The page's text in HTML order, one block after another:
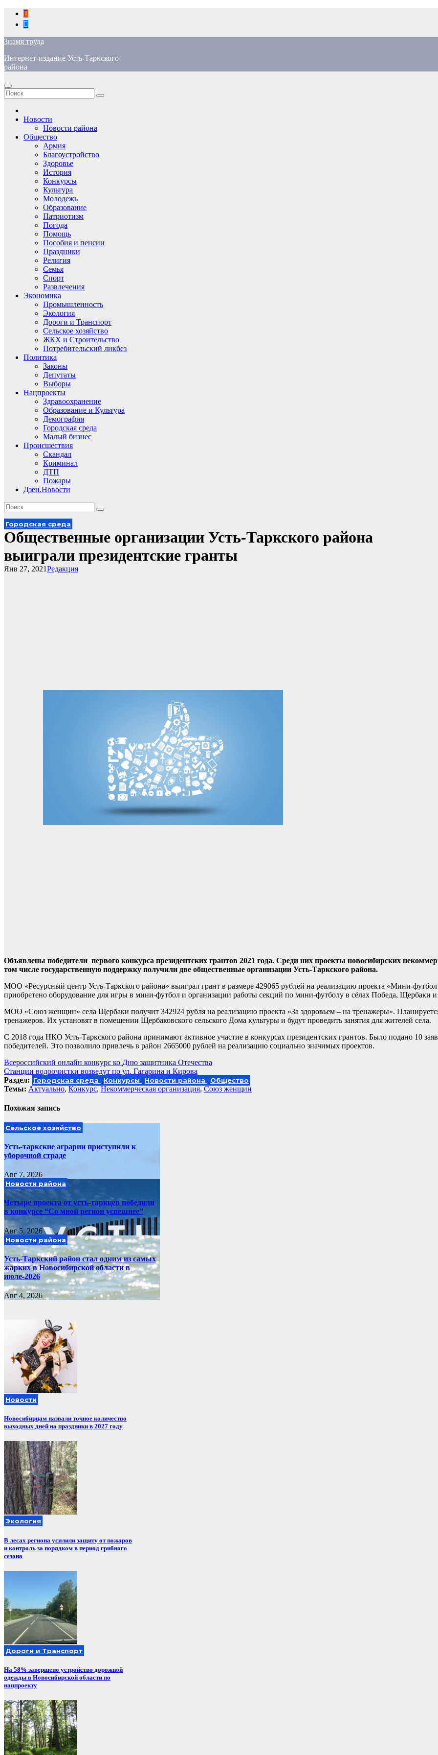
Перейти
содержимому
Знамя труда
Интернет-издание Усть-Таркского
района
Новости
Новости района
Общество
Армия
Благоустройство
Здоровье
История
Конкурсы
Культура
Молодежь
Образование
Патриотизм
Погода
Помощь
Пособия и пенсии
Праздники
Религия
Семья
Спорт
Развлечения
Экономика
Промышленность
Экология
Дороги и Транспорт
Сельское хозяйство
ЖКХ и Строительство
Потребительский ликбез
Политика
Законы
Депутаты
Выборы
Нацпроекты
Здравоохранение
Образование и Культура
Демография
Городская среда
Малый бизнес
Происшествия
Скандал
Криминал
ДТП
Пожары
Дзен.Новости
Городская среда
Общественные организации Усть-Таркского района
выиграли президентские гранты
Редакция
Янв 27, 2021
Объявлены победители первого конкурса президентских грантов 2021 года. Среди них проекты новосибирских
том числе государственную поддержку получили две общественные организации Усть-Таркского района.
МОО «Ресурсный центр Усть-Таркского района» выиграл грант в размере 429065 рублей на реализацию проекта «Мини-футбол
приобретено оборудование для игры в мини-футбол и организации работы секций по мини-футболу в сёлах Победа,
МОО «Союз женщин» села Щербаки получит 342924 рубля на реализацию проекта «За здоровьем – на тренажеры».
тренажеров. Их установят в помещении Щербаковского сельского Дома культуры и будут проведить занятия для жителей села.
С 2018 года НКО Усть-Таркского района принимают активное участие в конкурсах президентских грантов. Было подано 10
победителей. Это позволило привлечь в район 2665000 рублей на реализацию социально значимых проектов.
Навигация
по
записям
Всероссийский онлайн конкурс ко Дню защитника Отечества
Станции водоочистки возведут по ул. Гагарина и Кирова
Раздел: Городская среда Конкурсы Новости района Общество
Темы: Актуально, Конкурс, Некоммерческая организация, Союз женщин
Похожая запись
Сельское хозяйство
Усть-таркские аграрии приступили к
уборочной страде
Авг 7, 2026
Новости района
Четыре проекта от усть-таркцев победили
в конкурсе “Со мной регион успешнее”
Авг 5, 2026
Новости района
Усть-Таркский район стал одним из самых
жарких в Новосибирской области в
июле-2026
Авг 4, 2026
Новости
Новосибирцам назвали точное количество
выходных дней на праздники в 2027 году
Экология
В лесах региона усилили защиту от пожаров
и контроль за порядком в период грибного
сезона
Дороги и Транспорт
На 58% завершено устройство дорожной
одежды в Новосибирской области по
нацпроекту